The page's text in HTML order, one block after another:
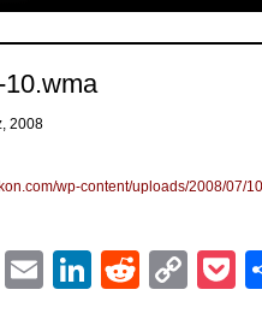
2008
wp-content/uploads/2008/07/
WhatsApp
EmailLinkedIn
Reddit